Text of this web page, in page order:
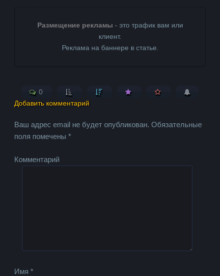
Размещение рекламы - это трафик вам или
клиент.
Реклама на баннере в статье.
0
Добавить комментарий
Ваш адрес email не будет опубликован. Обязательные
поля помечены*
Комментарий
Имя*